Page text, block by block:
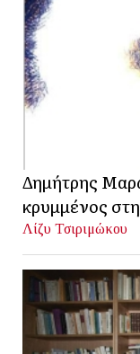
Δημήτρης
κρυμμένος
Λίζυ Τσιριμώκου